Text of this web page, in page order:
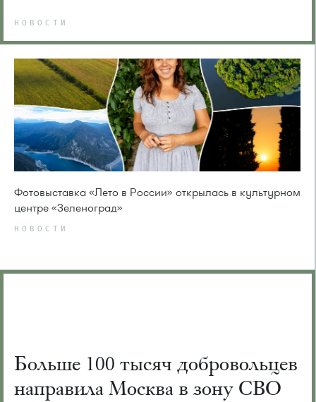
НОВОСТИ
Фотовыставка «Лето в России» открылась в культурном
центре «Зеленоград»
НОВОСТИ
Больше 100 тысяч добровольцев
направила Москва в зону СВО